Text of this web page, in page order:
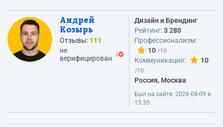
Андрей
Козырь
Отзывы: 111
не
верифицирован
Дизайн и Брендинг
Рейтинг:3 280
Профессионализм:
10
Коммуникация:
10
Россия, Москва
Был на сайте: 2026-08-09 в
15:35